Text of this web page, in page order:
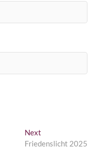
NextNext
post:
Friedenslicht 2025